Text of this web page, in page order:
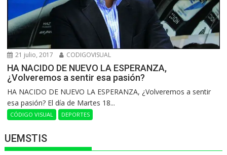
21 julio, 2017 CODIGOVISUAL
HA NACIDO DE NUEVO LA ESPERANZA,
¿Volveremos a sentir esa pasión?
HA NACIDO DE NUEVO LA ESPERANZA, ¿Volveremos a sentir
esa pasión? El día de Martes 18...
CÓDIGO VISUAL DEPORTES
UEMSTIS